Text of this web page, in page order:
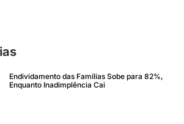
Endividamento das Famílias Sobe para 82%,
Enquanto Inadimplência Cai